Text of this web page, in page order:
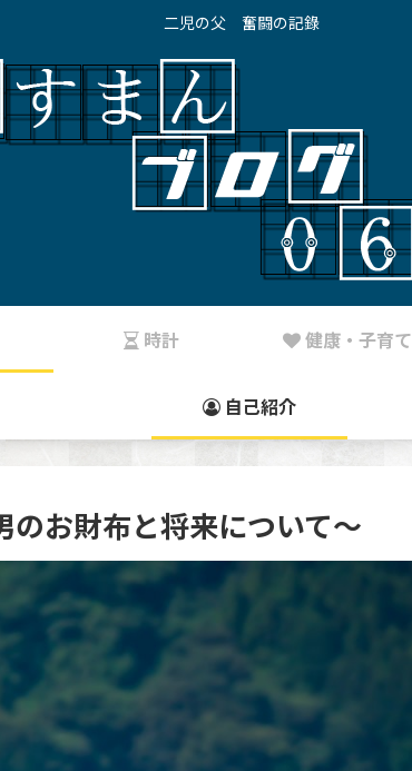
二児の父 奮闘の記錄
時計 健康・子育て
自己紹介
お財布と将来について〜